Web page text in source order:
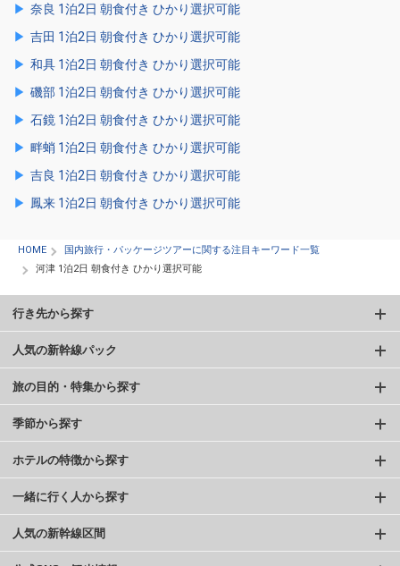
奈良 1泊2日 朝食付き ひかり選択可能
吉田 1泊2日 朝食付き ひかり選択可能
和具 1泊2日 朝食付き ひかり選択可能
磯部 1泊2日 朝食付き ひかり選択可能
石鏡 1泊2日 朝食付き ひかり選択可能
畔蛸 1泊2日 朝食付き ひかり選択可能
吉良 1泊2日 朝食付き ひかり選択可能
鳳来 1泊2日 朝食付き ひかり選択可能
HOME
国内旅行・パッケージツアーに関する注目キーワード一覧
河津 1泊2日 朝食付き ひかり選択可能
行き先から探す
人気の新幹線パック
旅の目的・特集から探す
季節から探す
ホテルの特徴から探す
一緒に行く人から探す
人気の新幹線区間